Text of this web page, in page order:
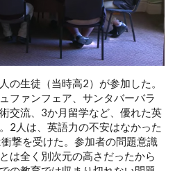
の生徒（当時高2）が参加した。
ファンフェア、サンタバーバラ
交流、3か月留学など、優れた英
2人は、英語力の不安はなかった
撃を受けた。参加者の問題意識
は全く別次元の高さだったから